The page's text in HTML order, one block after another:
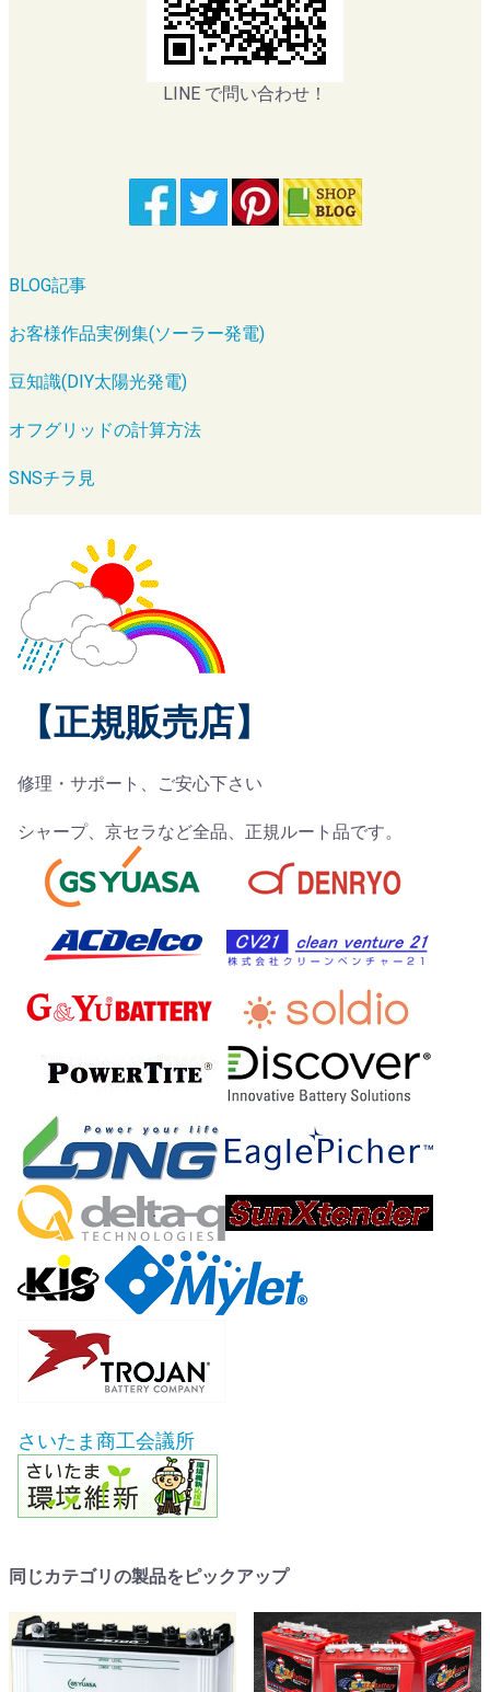
LINE で問い合わせ！
BLOG記事
お客様作品実例集(ソーラー発電)
豆知識(DIY太陽光発電)
オフグリッドの計算方法
SNSチラ見
【正規販売店】
修理・サポート、ご安心下さい
シャープ、京セラなど全品、正規ルート品です。
さいたま商工会議所
同じカテゴリの製品をピックアップ